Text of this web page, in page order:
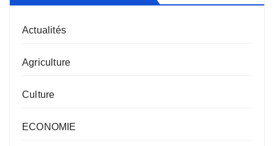
Actualités
Agriculture
Culture
ECONOMIE